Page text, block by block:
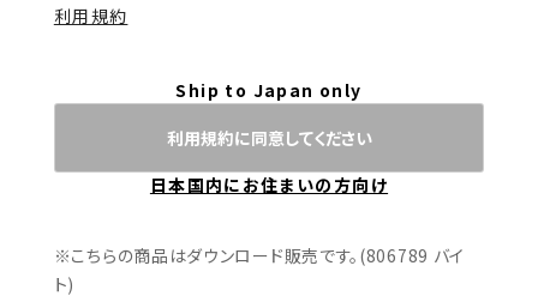
利用規約
Ship to Japan only
利用規約に同意してください
日本国内にお住まいの方向け
※こちらの商品はダウンロード販売です。(806789 バイ
ト)